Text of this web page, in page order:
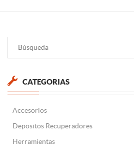
CATEGORIAS
Accesorios
Depositos Recuperadores
Herramientas